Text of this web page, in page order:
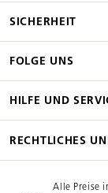
SICHERHEIT
FOLGE UNS
HILFE UND
RECHTLICHES
Alle Preise